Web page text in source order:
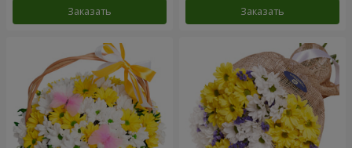
Заказать Заказать